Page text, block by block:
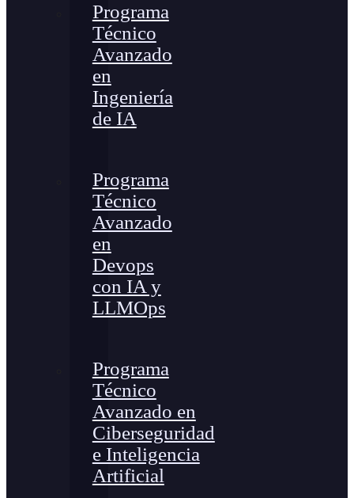
Programa
Técnico
Avanzado
en
Ingeniería
de IA
Programa
Técnico
Avanzado
en
Devops
con IA y
LLMOps
Programa
Técnico
Avanzado en
Ciberseguridad
e Inteligencia
Artificial